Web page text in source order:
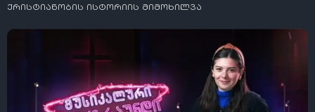
ქრისტიანობის ისტორიის მიმოხილვა